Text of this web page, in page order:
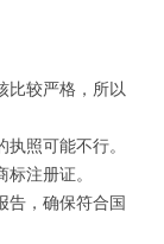
比较严格，所以
照可能不行。
注册证。
告，确保符合国